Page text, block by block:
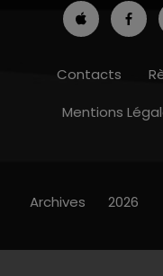
Contacts
Mentions
Archives 2026